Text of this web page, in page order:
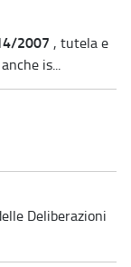
2007 , tutela e
is...
Deliberazioni